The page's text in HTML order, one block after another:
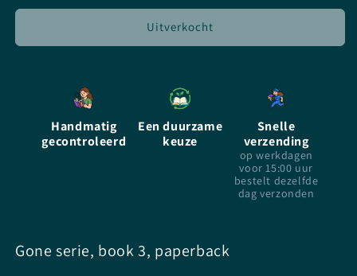
-
-
paperback
-
-
paperback
Uitverkocht
Handmatig
gecontroleerd
Een duurzame
keuze
Snelle
verzending
op werkdagen
voor 15:00 uur
bestelt dezelfde
dag verzonden
Gone serie, book 3, paperback